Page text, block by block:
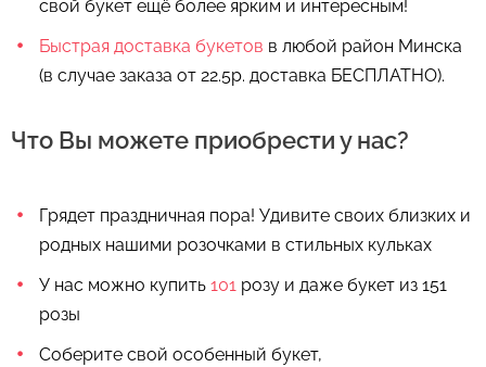
свой букет ещё более ярким и интересным!
Быстрая доставка букетов в любой район Минска
(в случае заказа от 22.5р. доставка БЕСПЛАТНО).
Что Вы можете приобрести у нас?
Грядет праздничная пора! Удивите своих близких и
родных нашими розочками в стильных кульках
У нас можно купить 101 розу и даже букет из 151
розы
Соберите свой особенный букет,
Готово